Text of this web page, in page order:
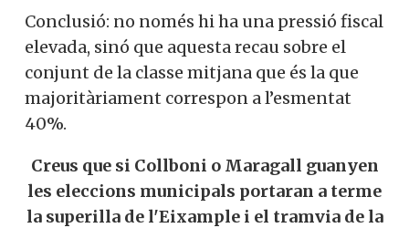
Conclusió: no només hi ha una pressió fiscal
elevada, sinó que aquesta recau sobre el
conjunt de la classe mitjana que és la que
majoritàriament correspon a l’esmentat
40%.
Creus que si Collboni o Maragall guanyen
les eleccions municipals portaran a terme
la superilla de l'Eixample i el tramvia de la